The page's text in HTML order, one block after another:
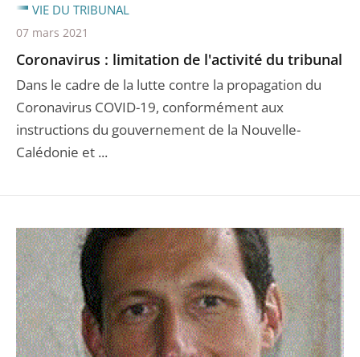
Coronavirus : limitation de l'activité du tribunal
Dans le cadre de la lutte contre la propagation du
Coronavirus COVID-19, conformément aux
instructions du gouvernement de la Nouvelle-
Calédonie et ...
VIE DU TRIBUNAL
07 mars 2021